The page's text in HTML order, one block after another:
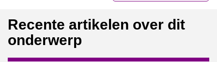
Recente artikelen over dit
onderwerp